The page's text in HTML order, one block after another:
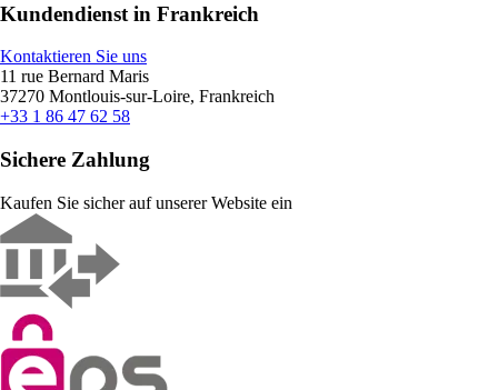
Kundendienst in Frankreich
Kontaktieren Sie uns
11 rue Bernard Maris
37270 Montlouis-sur-Loire, Frankreich
+33 1 86 47 62 58
Sichere Zahlung
Kaufen Sie sicher auf unserer Website ein